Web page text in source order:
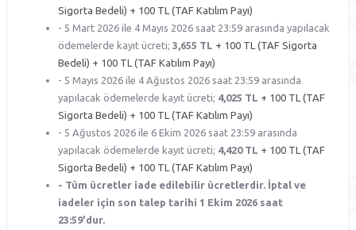
Sigorta Bedeli) + 100 TL (TAF Katılım Payı)
- 5 Mart 2026 ile 4 Mayıs 2026 saat 23:59 arasında yapılacak
ödemelerde kayıt ücreti; 3,655 TL + 100 TL (TAF Sigorta
Bedeli) + 100 TL (TAF Katılım Payı)
- 5 Mayıs 2026 ile 4 Ağustos 2026 saat 23:59 arasında
yapılacak ödemelerde kayıt ücreti; 4,025 TL + 100 TL (TAF
Sigorta Bedeli) + 100 TL (TAF Katılım Payı)
- 5 Ağustos 2026 ile 6 Ekim 2026 saat 23:59 arasında
yapılacak ödemelerde kayıt ücreti; 4,420 TL + 100 TL (TAF
Sigorta Bedeli) + 100 TL (TAF Katılım Payı)
- Tüm ücretler iade edilebilir ücretlerdir. İptal ve
iadeler için son talep tarihi 1 Ekim 2026 saat
23:59'dur.